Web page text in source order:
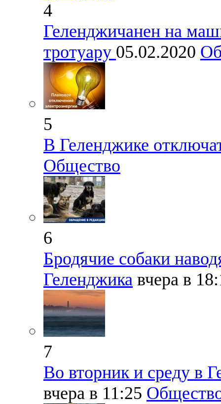
4
Геленджичанен на
тротуару 05.02.2020
5
В Геленджике
Общество
6
Бродячие собаки
Геленджика вчера в
7
Во вторник и среду в
вчера в 11:25